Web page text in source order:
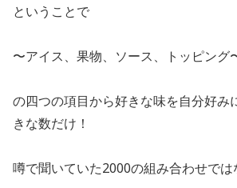
ということで
〜アイス、果物、ソース、トッピング
の四つの項目から好きな味を自分好み
きな数だけ！
噂で聞いていた2000の組み合わせでは